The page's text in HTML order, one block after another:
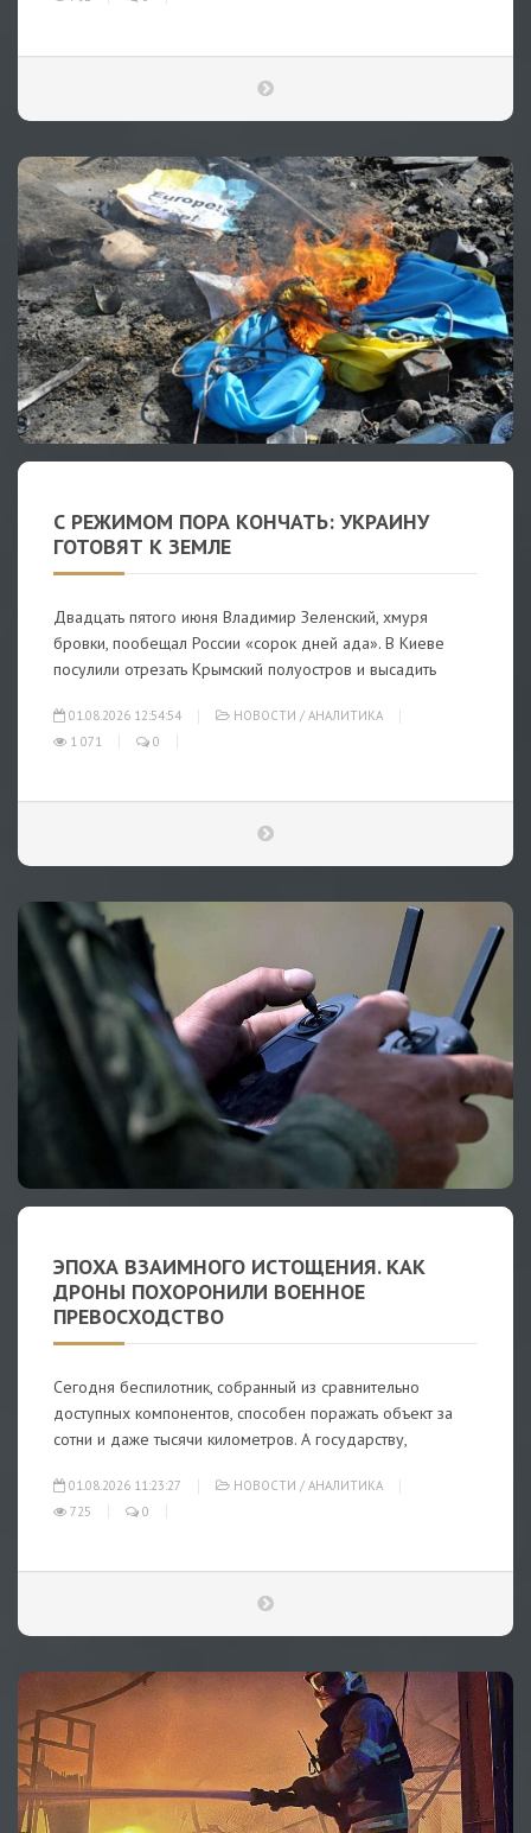
С РЕЖИМОМ ПОРА КОНЧАТЬ: УКРАИНУ
ГОТОВЯТ К ЗЕМЛЕ
Двадцать пятого июня Владимир Зеленский, хмуря
бровки, пообещал России «сорок дней ада». В Киеве
посулили отрезать Крымский полуостров и высадить
01.08.2026 12:54:54 НОВОСТИ / АНАЛИТИКА
1 071
0
ЭПОХА ВЗАИМНОГО ИСТОЩЕНИЯ. КАК
ДРОНЫ ПОХОРОНИЛИ ВОЕННОЕ
ПРЕВОСХОДСТВО
Сегодня беспилотник, собранный из сравнительно
доступных компонентов, способен поражать объект за
сотни и даже тысячи километров. А государству,
01.08.2026 11:23:27 НОВОСТИ / АНАЛИТИКА
725
0